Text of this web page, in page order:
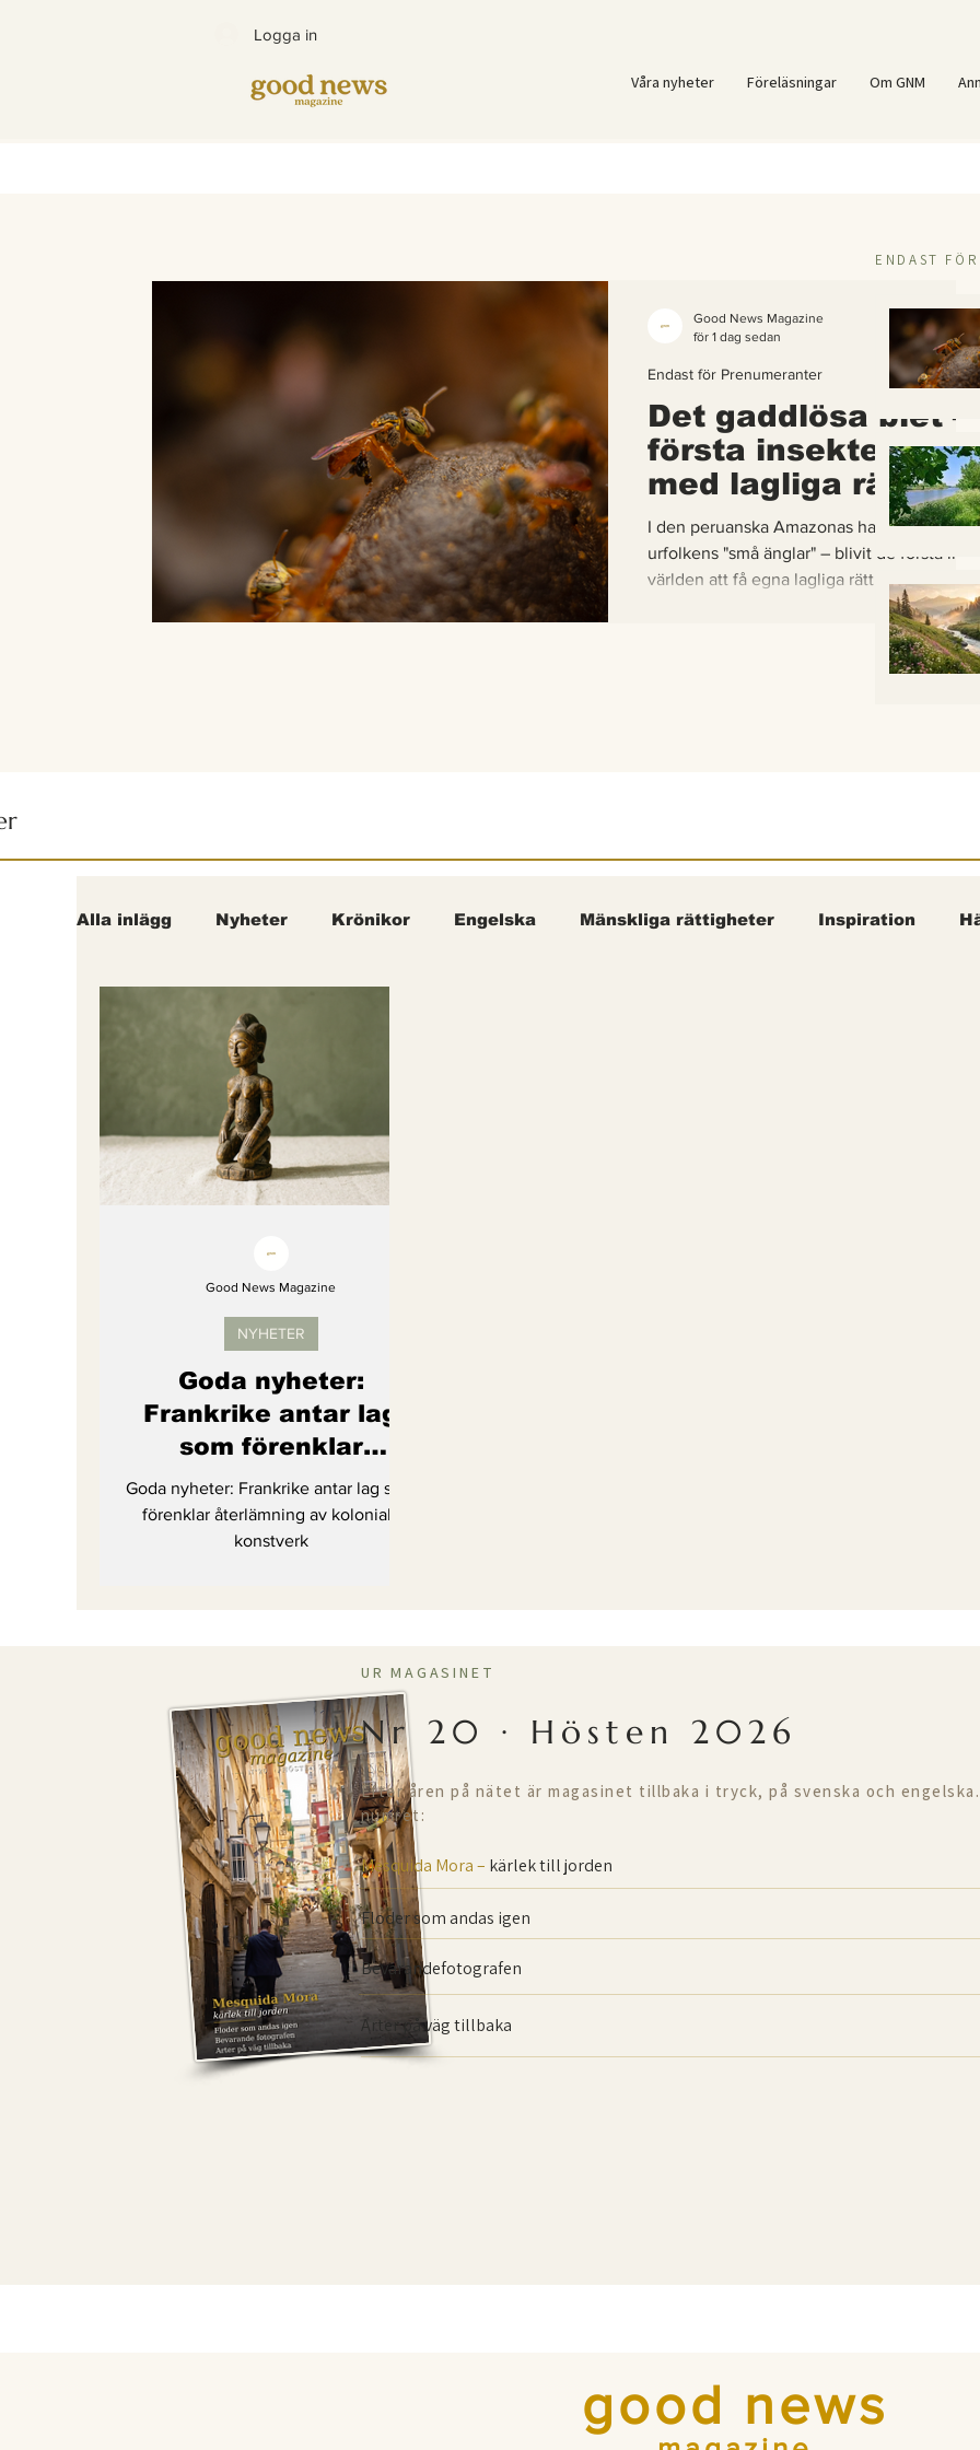
Logga in
Våra nyheter Föreläsningar Om GNM
Det gaddlösa biet –
första insekten i
med lagliga
I den peruanska Amazonas har de gaddlösa
urfolkens "små änglar" – blivit de första
världen att få egna lagliga rättigheter. En
om hur vetenskap, urfolkskunskap och
samman för att skydda regnskogens minsta
Endast för Prenumeranter
Good News Magazine
för 1 dag sedan
ENDAST
Alla inlägg Nyheter Krönikor Engelska Mänskliga rättigheter Inspiration
fredligare värld
Endast för Prenumeranter
Goda nyheter:
Frankrike antar lag
som förenklar
återlämning av
koloniala konstverk
Goda nyheter: Frankrike antar lag som
förenklar återlämning av koloniala
konstverk
NYHETER
Good News Magazine
UR MAGASINET
Nr 20 · Hösten 2026
Efter åren på nätet är magasinet tillbaka i tryck, på svenska och
numret:
Mesquida Mora – kärlek till jorden
Floder som andas igen
Bevarande­fotografen
Arter på väg tillbaka
good news